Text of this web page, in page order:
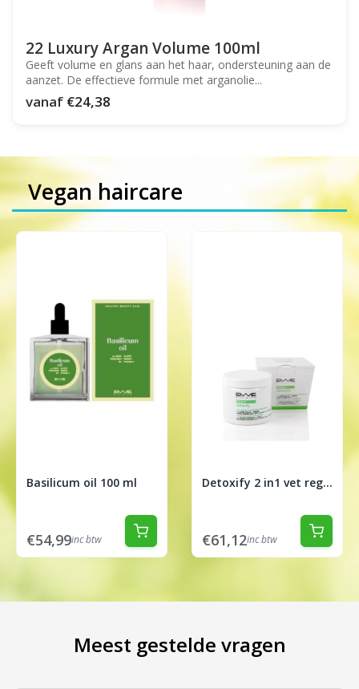
22 Luxury Argan Volume 100ml
Geeft volume en glans aan het haar, ondersteuning aan de
aanzet. De effectieve formule met arganolie...
vanaf €24,38
Vegan haircare
Basilicum oil 100 ml
€54,99inc btw
Detoxify 2 in1 vet regulerende treatment 200ml
€61,12inc btw
Meest gestelde vragen